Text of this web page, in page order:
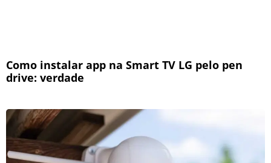
Como instalar app na Smart TV LG pelo pen
drive: verdade